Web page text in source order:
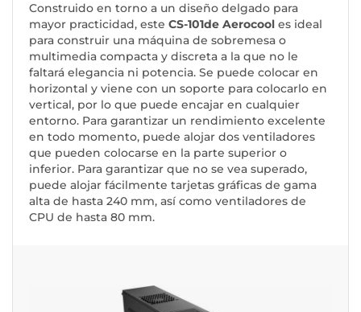
Construido en torno a un diseño delgado para
mayor practicidad, este CS-101de Aerocool es ideal
para construir una máquina de sobremesa o
multimedia compacta y discreta a la que no le
faltará elegancia ni potencia. Se puede colocar en
horizontal y viene con un soporte para colocarlo en
vertical, por lo que puede encajar en cualquier
entorno. Para garantizar un rendimiento excelente
en todo momento, puede alojar dos ventiladores
que pueden colocarse en la parte superior o
inferior. Para garantizar que no se vea superado,
puede alojar fácilmente tarjetas gráficas de gama
alta de hasta 240 mm, así como ventiladores de
CPU de hasta 80 mm.